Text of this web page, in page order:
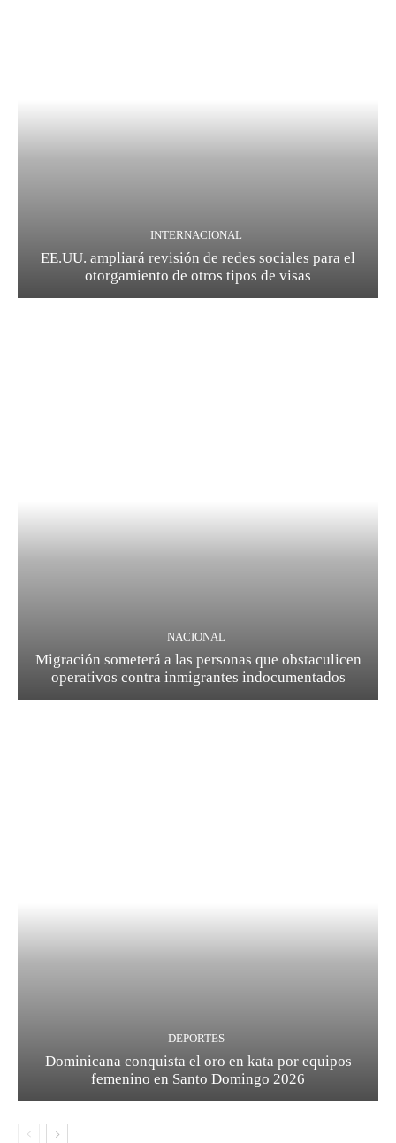
INTERNACIONAL
EE.UU. ampliará revisión de redes sociales para el
otorgamiento de otros tipos de visas
NACIONAL
Migración someterá a las personas que obstaculicen
operativos contra inmigrantes indocumentados
DEPORTES
Dominicana conquista el oro en kata por equipos
femenino en Santo Domingo 2026